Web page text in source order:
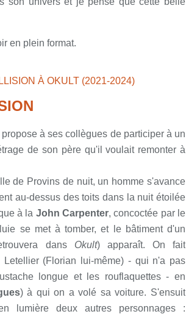
en plein format.
propose à ses collègues de participer à un
de son père qu'il voulait remonter à
de Provins de nuit, un homme s'avance
au-dessus des toits dans la nuit étoilée
à la John Carpenter, concoctée par le
se met à tomber, et le bâtiment d'un
dans Okult) apparaît. On fait
(Florian lui-même) - qui n'a pas
longue et les rouflaquettes - en
) à qui on a volé sa voiture. S'ensuit
lumière deux autres personnages :